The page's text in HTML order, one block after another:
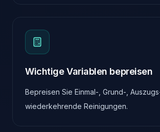
Wichtige Variablen bepreisen
Bepreisen Sie Einmal-, Grund-,
wiederkehrende Reinigungen.